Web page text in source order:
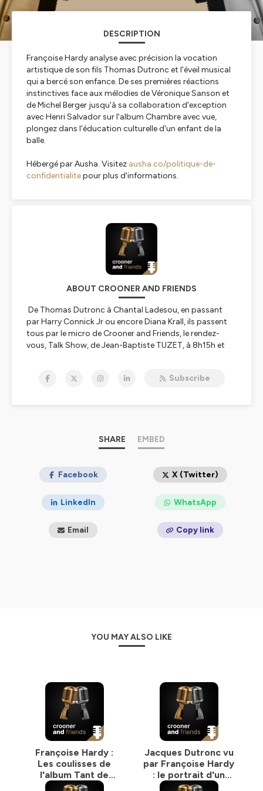
DESCRIPTION
Françoise Hardy analyse avec précision la vocation
artistique de son fils Thomas Dutronc et l'éveil musical
qui a bercé son enfance. De ses premières réactions
instinctives face aux mélodies de Véronique Sanson et
de Michel Berger jusqu'à sa collaboration d'exception
avec Henri Salvador sur l'album Chambre avec vue,
plongez dans l'éducation culturelle d'un enfant de la
balle.
Hébergé par Ausha. Visitez ausha.co/politique-de-
confidentialitepour plus d'informations.
ABOUT CROONER AND FRIENDS
De Thomas Dutronc à Chantal Ladesou, en passant
par Harry Connick Jr ou encore Diana Krall, ils passent
tous par le micro de Crooner and Friends, le rendez-
vous, Talk Show, de Jean-Baptiste TUZET, à 8h15h et
de notre station. Chanteurs, acteurs, humoristes,
artistes anglophones, de Georges Benson à Diana Krall
en passant par Harry Connick Jr ou Jamie Cullum.
Hébergé par Ausha. Visitez
ausha.co/politique-de-
Subscribe
SHARE EMBED
Facebook X (Twitter)
LinkedIn WhatsApp
Email Copy link
YOU MAY ALSO LIKE
Françoise Hardy :
Les coulisses de
l'album Tant de
belles choses
Jacques Dutronc vu
par Françoise Hardy
: le portrait d'un
vrai crooner